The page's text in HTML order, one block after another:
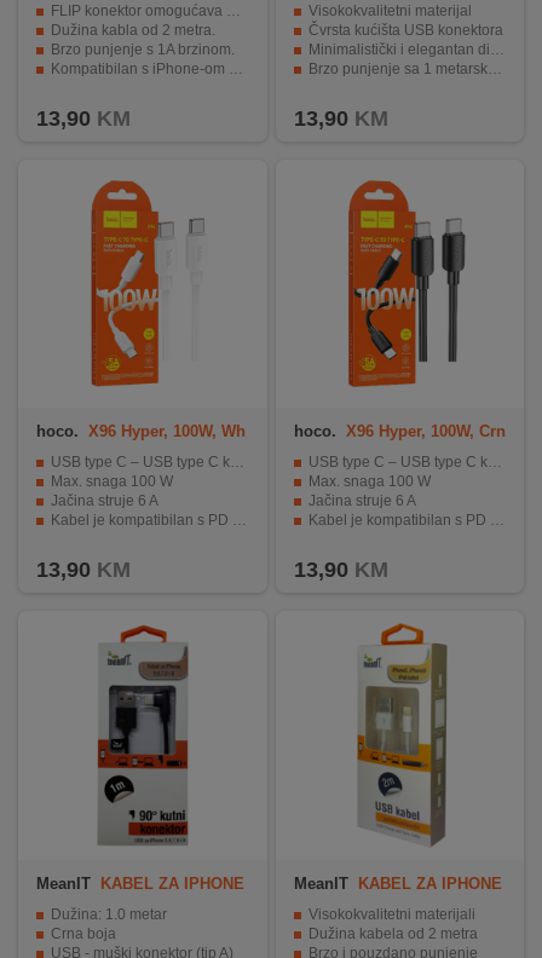
FLIP konektor omogućava priključivanje s bilo koje strane.
Dužina kabla od 2 metra.
Brzo punjenje s 1A brzinom.
Kompatibilan s iPhone-om 5/6/7 i Smartphone-om.
13,90 KM
Visokokvalitetni materijal
Čvrsta kućišta USB konektora
Minimalistički i elegantan dizajn
Brzo punjenje sa 1 metarskom dužinom kabla
13,90 KM
hoco. X96 Hyper, 100W, Wh
USB type C – USB type C kabel za brzo punjenje
Max. snaga 100 W
Jačina struje 6 A
Kabel je kompatibilan s PD protokolom
13,90 KM
hoco. X96 Hyper, 100W, Crn
USB type C – USB type C kabel za brzo punjenje
Max. snaga 100 W
Jačina struje 6 A
Kabel je kompatibilan s PD protokolom
13,90 KM
MeanIT KABEL ZA IPHONE
Dužina: 1.0 metar
Crna boja
USB - muški konektor (tip A)
MeanIT
KABEL ZA IPHONE
Visokokvalitetni materijali
Dužina kabela od 2 metra
Brzo i pouzdano punjenje